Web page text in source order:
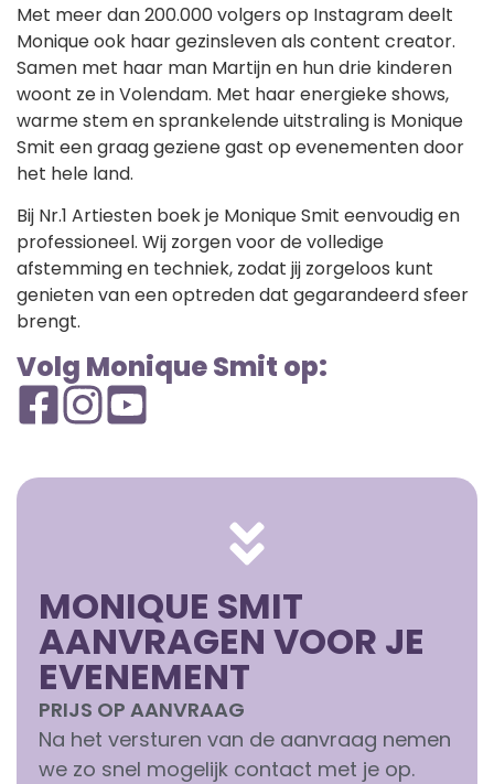
Met meer dan 200.000 volgers op Instagram deelt
Monique ook haar gezinsleven als content creator.
Samen met haar man Martijn en hun drie kinderen
woont ze in Volendam. Met haar energieke shows,
warme stem en sprankelende uitstraling is Monique
Smit een graag geziene gast op evenementen door
het hele land.
Bij Nr.1 Artiesten boek je Monique Smit eenvoudig en
professioneel. Wij zorgen voor de volledige
afstemming en techniek, zodat jij zorgeloos kunt
genieten van een optreden dat gegarandeerd sfeer
brengt.
Volg Monique Smit op:
MONIQUE SMIT
AANVRAGEN VOOR JE
EVENEMENT
PRIJS OP AANVRAAG
Na het versturen van de aanvraag nemen
we zo snel mogelijk contact met je op.